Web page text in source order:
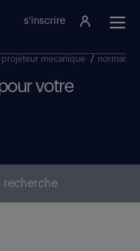
s'inscrire
mecanique / normandie
votre
recherche